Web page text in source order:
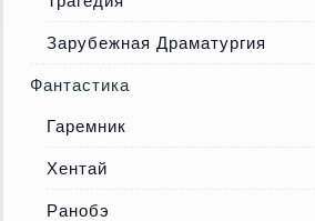
Зарубежная Драматургия
Фантастика
Гаремник
Хентай
Ранобэ